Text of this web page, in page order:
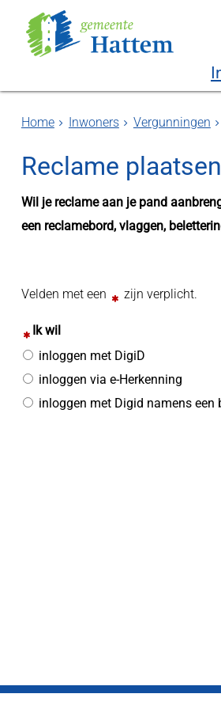
Home Inwoners Vergunningen
Reclame plaatsen
Wil je reclame aan je pand
een reclamebord, vlaggen,
Velden met een zijn verplicht.
Ik wil
inloggen met DigiD
inloggen via e-Herkenning
inloggen met Digid namens een